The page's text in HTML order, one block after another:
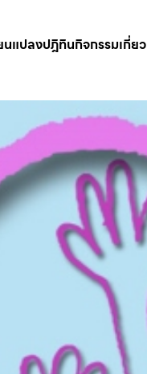
นแปลงปฎิทินกิจกรรมเกี่ย